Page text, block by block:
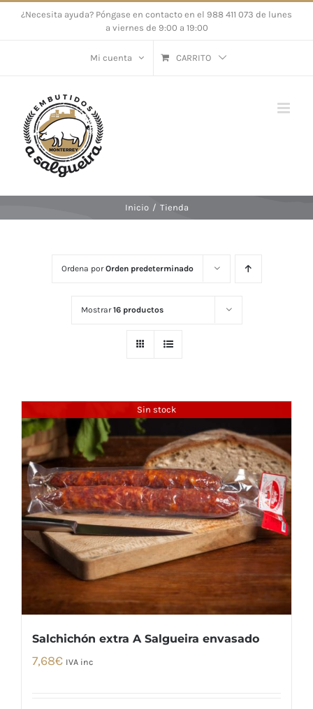
Saltar¿Necesita ayuda? Póngase en contacto en el 988 411 073 de lunes
a viernes de 9:00 a 19:00
Mi cuenta CARRITO
Inicio / Tienda
Ordena porOrden predeterminado
Mostrar16 productos
Sin stock
Salchichón extra A Salgueira envasado
7,68€ IVA inc